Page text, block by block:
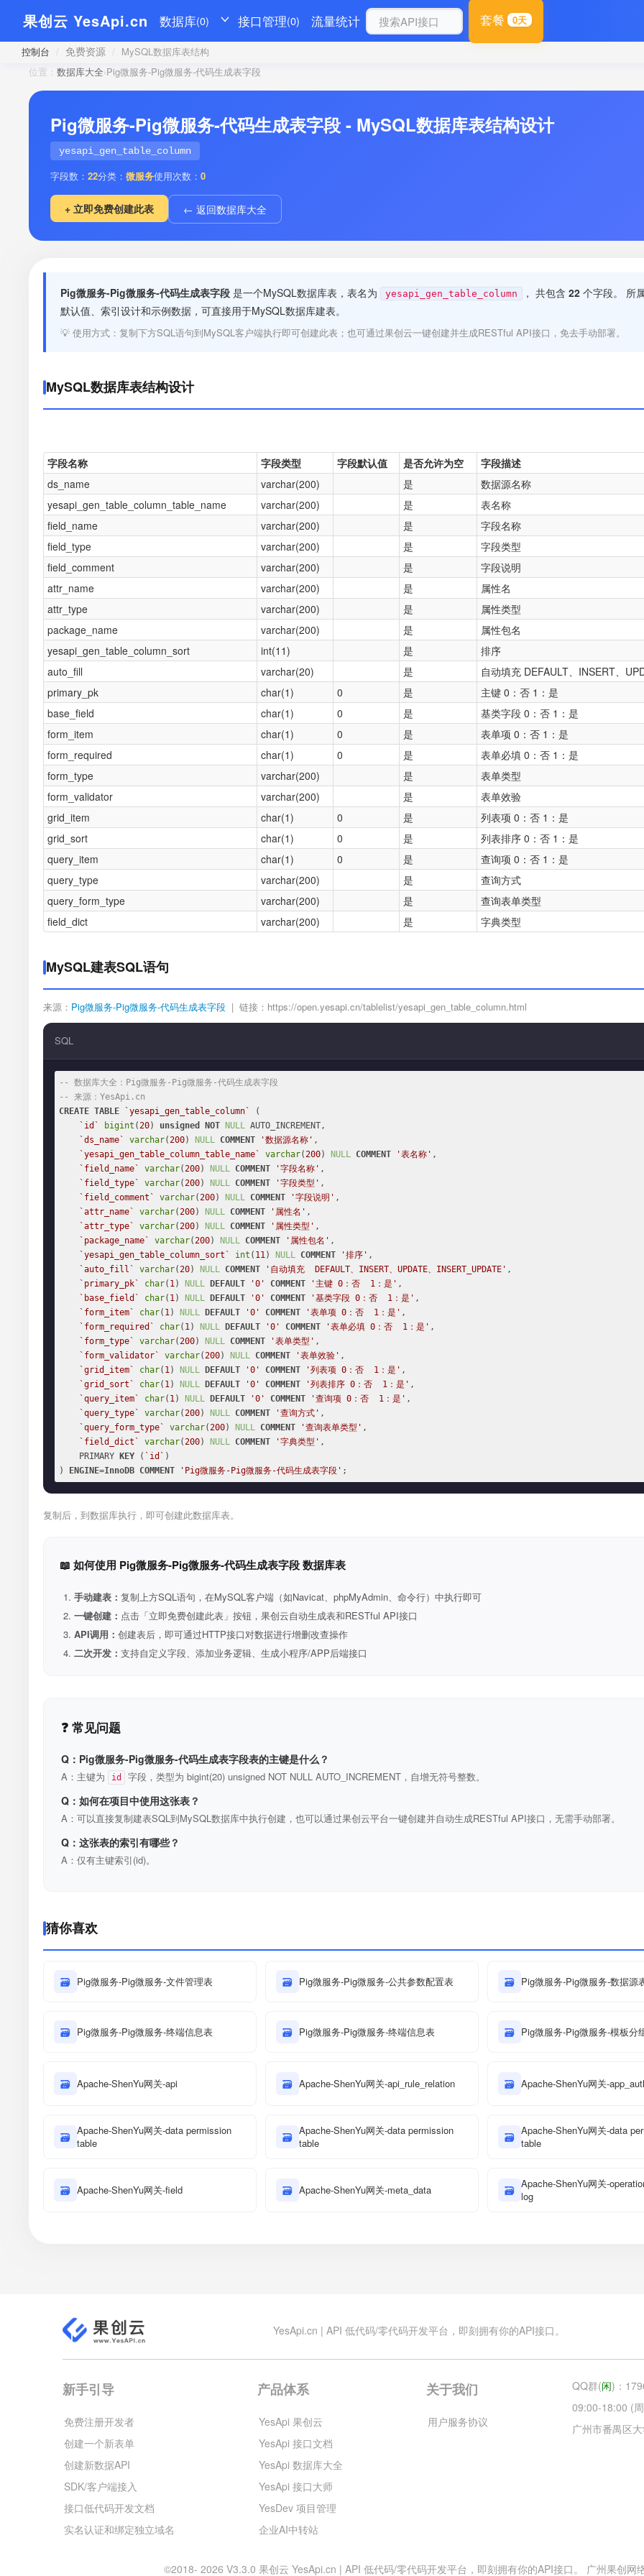
果创云 YesApi.cn 数据库(0) 接口管理(0) 流量统计 套餐 0天
控制台 / 免费资源 / MySQL数据库表结构
位置： 数据库大全›Pig微服务-Pig微服务-代码生成表字段
Pig微服务-Pig微服务-代码生成表字段 - MySQL数据库表结构设计
yesapi_gen_table_column
字段数： 22分类： 微服务使用次数： 0
+ 立即免费创建此表 ← 返回数据库大全
Pig微服务-Pig微服务-代码生成表字段 是一个MySQL数据库表，表名为 yesapi_gen_table_column ， 共包含 22 个字段。 所
默认值、索引设计和示例数据，可直接用于MySQL数据库建表。
💡 使用方式：复制下方SQL语句到MySQL客户端执行即可创建此表；也可通过果创云一键创建并生成RESTful API接口，免去手动部署。
MySQL数据库表结构设计
字段名称 字段类型 字段默认值 是否允许为空
字段描述
ds_name
varchar(200) 是
数据源名称
yesapi_gen_table_column_table_name
varchar(200) 是
表名称
field_name
varchar(200) 是
字段名称
field_type
varchar(200) 是
字段类型
field_comment
varchar(200) 是
字段说明
attr_name
varchar(200) 是
属性名
attr_type
varchar(200) 是
属性类型
package_name
varchar(200) 是
属性包名
yesapi_gen_table_column_sort
int(11) 是
排序
auto_fill
varchar(20) 是
自动填充 DEFAULT、INSERT、
primary_pk
char(1) 0 是
主键 0：否 1：是
base_field
char(1) 0 是
基类字段 0：否 1：是
form_item
char(1) 0 是
表单项 0：否 1：是
form_required
char(1) 0 是
表单必填 0：否 1：是
form_type
varchar(200) 是
表单类型
form_validator
varchar(200) 是
表单效验
grid_item
char(1) 0 是
列表项 0：否 1：是
grid_sort
char(1) 0 是
列表排序 0：否 1：是
query_item
char(1) 0 是
查询项 0：否 1：是
query_type
varchar(200) 是
查询方式
query_form_type
varchar(200) 是
查询表单类型
field_dict
varchar(200) 是 字典类型
MySQL建表SQL语句
来源： Pig微服务-Pig微服务-代码生成表字段 | 链接：https://open.yesapi.cn/tablelist/yesapi_gen_table_column.html
SQL
-- 数据库大全：Pig微服务-Pig微服务-代码生成表字段
-- 来源：YesApi.cn
CREATE TABLE `yesapi_gen_table_column`
(
`id`
bigint (20) unsigned NOT NULL AUTO_INCREMENT,
`ds_name`
varchar(200) NULL COMMENT '数据源名称' ,
`yesapi_gen_table_column_table_name`
varchar(200) NULL COMMENT '表名称' ,
`field_name`
varchar(200) NULL COMMENT '字段名称' ,
`field_type`
varchar(200) NULL COMMENT '字段类型' ,
`field_comment`
varchar(200) NULL COMMENT '字段说明' ,
`attr_name`
varchar(200) NULL COMMENT '属性名' ,
`attr_type`
varchar(200) NULL COMMENT '属性类型' ,
`package_name`
varchar(200) NULL COMMENT '属性包名' ,
`yesapi_gen_table_column_sort`
int ( 11) NULL COMMENT '排序' ,
`auto_fill`
varchar(20) NULL COMMENT '自动填充  DEFAULT、INSERT、UPDATE、INSERT_UPDATE' ,
`primary_pk`
char( 1) NULL DEFAULT '0' COMMENT '主键 0：否  1：是' ,
`base_field`
char( 1) NULL DEFAULT '0' COMMENT '基类字段 0：否  1：是' ,
`form_item`
char( 1) NULL DEFAULT '0' COMMENT '表单项 0：否  1：是' ,
`form_required`
char( 1) NULL DEFAULT '0' COMMENT '表单必填 0：否  1：是' ,
`form_type`
varchar(200) NULL COMMENT '表单类型' ,
`form_validator`
varchar(200) NULL COMMENT '表单效验' ,
`grid_item`
char( 1) NULL DEFAULT '0' COMMENT '列表项 0：否  1：是' ,
`grid_sort`
char( 1) NULL DEFAULT '0' COMMENT '列表排序 0：否  1：是' ,
`query_item`
char( 1) NULL DEFAULT '0' COMMENT '查询项 0：否  1：是' ,
`query_type`
varchar(200) NULL COMMENT '查询方式' ,
`query_form_type`
varchar(200) NULL COMMENT '查询表单类型' ,
`field_dict`
varchar(200) NULL COMMENT '字典类型' ,
    PRIMARY
KEY ( `id` )
)
ENGINE=InnoDB COMMENT 'Pig微服务-Pig微服务-代码生成表字段' ;
复制后，到数据库执行，即可创建此数据库表。
📖 如何使用 Pig微服务-Pig微服务-代码生成表字段 数据库表
手动建表： 复制上方SQL语句，在MySQL客户端（如Navicat、phpMyAdmin、命令行）中执行即可
一键创建： 点击「立即免费创建此表」按钮，果创云自动生成表和RESTful API接口
API调用： 创建表后，即可通过HTTP接口对数据进行增删改查操作
二次开发： 支持自定义字段、添加业务逻辑、生成小程序/APP后端接口
❓ 常见问题
Q：Pig微服务-Pig微服务-代码生成表字段表的主键是什么？
A：主键为 id 字段，类型为 bigint(20) unsigned NOT NULL AUTO_INCREMENT，自增无符号整数。
Q：如何在项目中使用这张表？
A：可以直接复制建表SQL到MySQL数据库中执行创建，也可以通过果创云平台一键创建并自动生成RESTful API接口，无需手动部署。
Q：这张表的索引有哪些？
A：仅有主键索引(id)。
猜你喜欢
🗃 Pig微服务-Pig微服务-文件管理表 🗃 Pig微服务-Pig微服务-公共参数配置表 🗃 Pig微服务-Pig微服务-数据源
🗃 Pig微服务-Pig微服务-终端信息表 🗃 Pig微服务-Pig微服务-终端信息表 🗃 Pig微服务-Pig微服务-模板分
🗃 Apache-ShenYu网关-api 🗃 Apache-ShenYu网关-api_rule_relation 🗃 Apache-ShenYu网关-
🗃 Apache-ShenYu网关-data permission
table
🗃 Apache-ShenYu网关-data permission
table
🗃 Apache-ShenYu网关-data
table
🗃 Apache-ShenYu网关-field 🗃 Apache-ShenYu网关-meta_data 🗃 Apache-ShenYu网关-
log
YesApi.cn | API 低代码/零代码开发平台，即刻拥有你的API接口。
新手引导
免费注册开发者
创建一个新表单
创建新数据API
SDK/客户端接入
接口低代码开发文档
实名认证和绑定独立域名
产品体系
YesApi 果创云
YesApi 接口文档
YesApi 数据库大全
YesApi 接口大师
YesDev 项目管理
企业AI中转站
关于我们
用户服务协议
QQ群(闲)：
09:00-18:00 (
广州市番禺区
©2018- 2026 V3.3.0 果创云 YesApi.cn | API 低代码/零代码开发平台，即刻拥有你的API接口。 广州果创网